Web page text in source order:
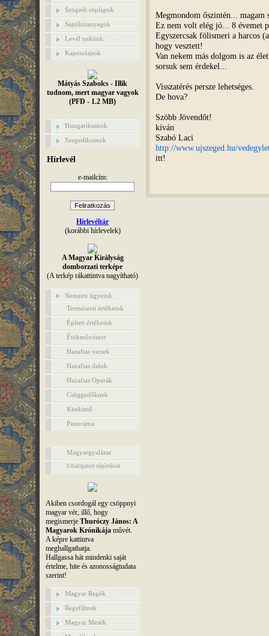
Szögedi röplapok
Sajtóhíranyagok
Levél nekünk
Kapcsolapok
Mátyás Szabolcs - Illik
tudnom, mert magyar vagyok
(PFD - 1.2 MB)
Hungarikumok
Szegedikumok
Hírlevél
e-mailcím:
Hírlevéltár
(korábbi hírlevelek)
A Magyar Királyság
domborzati terképe
(A terkép rákattintva nagyítható)
Nemzeti ügyeink
Természeti értékeink
Épített értékeink
Étökművészet
Hazafias versek
Hazafias dalok
Hazafias Operák
Csüggedőknek
Kitekintő
Panoráma
Magyargyalázat
Elhallgatott népírtások
Akiben csordogál egy csöppnyi
magyar vér, illő, hogy
megismerje Thuróczy János: A
Magyarok Krónikájaművét.
A képre kattintva
meghallgathatja.
Hallgassa hát mindenki saját
értelme, hite és azonosságtudata
szerint!
Magyar Regék
Regefilmek
Magyar Mesék
Megmondom őszintén...
Ez nem volt elég jó... 8 évemet
Egyszercsak fölismeri a harcos
hogy vesztett!
Van nekem más dolgom is az
sorsuk sem érdekel...
Visszatérés persze lehetséges.
De hova?
Szöbb Jövendőt!
kíván
Szabó Laci
http://www.ujszeged.hu/
itt!